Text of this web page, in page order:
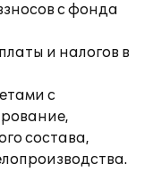
с фонда
и налогов в
с
состава,